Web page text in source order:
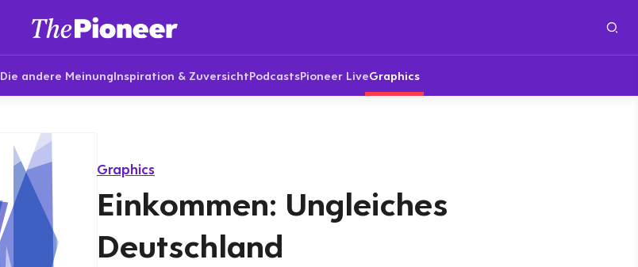
Die andere MeinungInspiration & ZuversichtPodcastsPioneer LiveGraphics
Graphics
Einkommen: Ungleiches
Deutschland